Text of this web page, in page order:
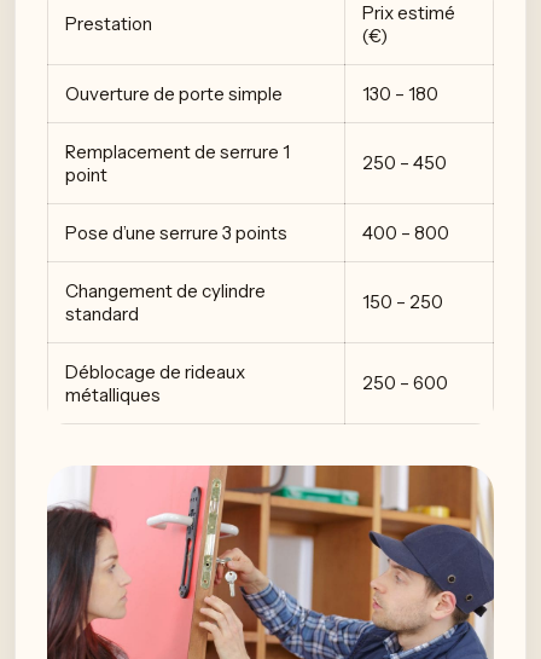
Prestation
Prix estimé
(€)
Ouverture de porte simple 130 – 180
Remplacement de serrure 1
point
250 – 450
Pose d’une serrure 3 points 400 – 800
Changement de cylindre
standard
150 – 250
Déblocage de rideaux
métalliques
250 – 600